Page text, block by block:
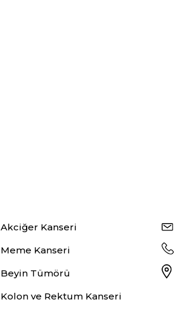
Akciğer Kanseri
Meme Kanseri
Beyin Tümörü
Kolon ve Rektum Kanseri